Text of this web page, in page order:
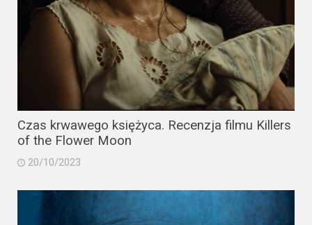
Czas krwawego księżyca. Recenzja filmu Killers
of the Flower Moon
20/10/2023